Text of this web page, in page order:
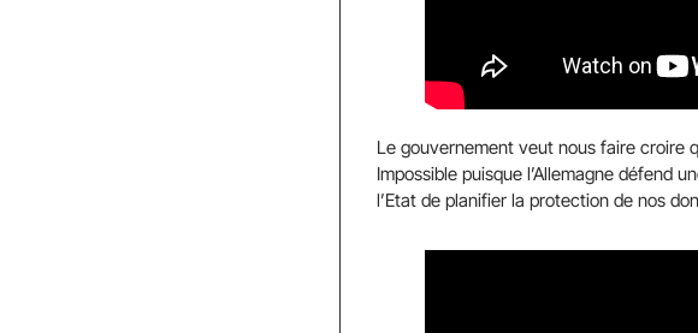
Le gouvernement veut nous faire croire
Impossible puisque l’Allemagne défend
l’Etat de planifier la protection de nos